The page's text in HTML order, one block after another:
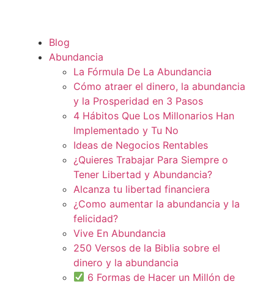
Blog
Abundancia
La Fórmula De La Abundancia
Cómo atraer el dinero, la abundancia
y la Prosperidad en 3 Pasos
4 Hábitos Que Los Millonarios Han
Implementado y Tu No
Ideas de Negocios Rentables
¿Quieres Trabajar Para Siempre o
Tener Libertad y Abundancia?
Alcanza tu libertad financiera
¿Como aumentar la abundancia y la
felicidad?
Vive En Abundancia
250 Versos de la Biblia sobre el
dinero y la abundancia
6 Formas de Hacer un Millón de